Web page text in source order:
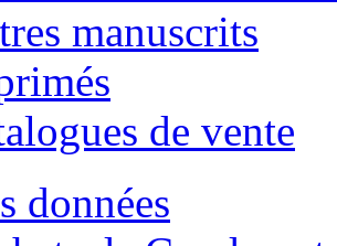
manuscrits
de vente
données